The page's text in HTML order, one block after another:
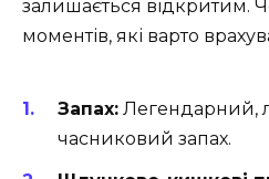
залишається відкритим.
моментів, які варто
Запах: Легендарний,
часниковий запах.